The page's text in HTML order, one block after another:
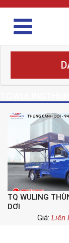
TQ WULING
DƠI
Giá: Liên